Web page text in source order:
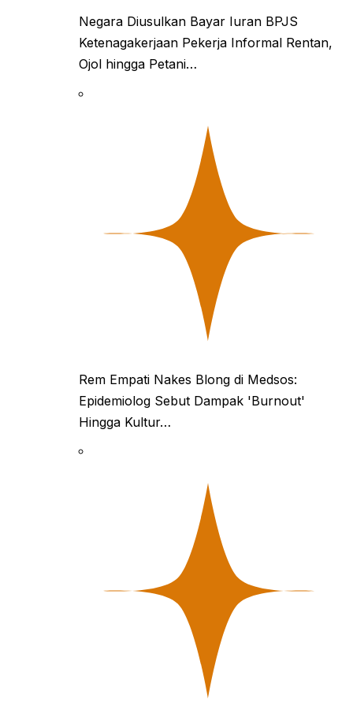
Negara Diusulkan Bayar Iuran BPJS
Ketenagakerjaan Pekerja Informal Rentan,
Ojol hingga Petani…
Rem Empati Nakes Blong di Medsos:
Epidemiolog Sebut Dampak 'Burnout'
Hingga Kultur…